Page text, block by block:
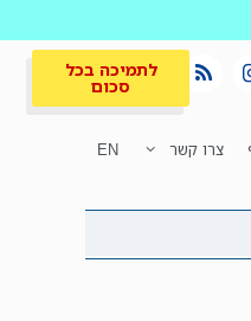
לתמיכה בכל
סכום
צרו קשר EN
לתמיכה בכל